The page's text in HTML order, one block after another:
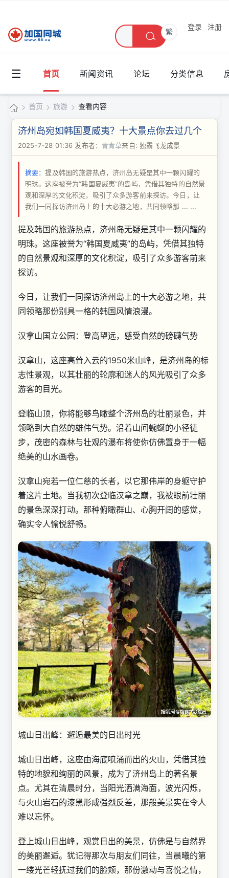
繁
登录 注册
☰ 首页 新闻资讯 论坛 分类信息
加
同
›
首页
›
旅游 查看内容
济州岛宛如韩国夏威夷？十大景点你去过几个
2025-7-28 01:36 发布者： 青青草来自: 独霸飞龙成景
摘要：提及韩国的旅游热点，济州岛无疑是其中一颗闪耀的
明珠。这座被誉为“韩国夏威夷”的岛屿，凭借其独特的自然景
观和深厚的文化积淀，吸引了众多游客前来探访。今日，让
我们一同探访济州岛上的十大必游之地，共同领略那 ... ...
提及韩国的旅游热点，济州岛无疑是其中一颗闪耀的
明珠。这座被誉为“韩国夏威夷”的岛屿，凭借其独特
的自然景观和深厚的文化积淀，吸引了众多游客前来
探访。
今日，让我们一同探访济州岛上的十大必游之地，共
同领略那份别具一格的韩国风情浪漫。
汉拿山国立公园：登高望远，感受自然的磅礴气势
汉拿山，这座高耸入云的1950米山峰，是济州岛的标
志性景观，以其壮丽的轮廓和迷人的风光吸引了众多
游客的目光。
登临山顶，你将能够鸟瞰整个济州岛的壮丽景色，并
领略到大自然的雄伟气势。沿着山间蜿蜒的小径徒
步，茂密的森林与壮观的瀑布将使你仿佛置身于一幅
绝美的山水画卷。
汉拿山宛若一位仁慈的长者，以它那伟岸的身躯守护
着这片土地。当我初次登临汉拿之巅，我被眼前壮丽
的景色深深打动。那种俯瞰群山、心胸开阔的感觉，
确实令人愉悦舒畅。
城山日出峰：邂逅最美的日出时光
城山日出峰，这座由海底喷涌而出的火山，凭借其独
特的地貌和绚丽的风景，成为了济州岛上的著名景
点。尤其在清晨时分，当阳光洒满海面，波光闪烁，
与火山岩石的漆黑形成强烈反差，那般美景实在令人
难以忘怀。
登上城山日出峰，观赏日出的美景，仿佛是与自然界
的美丽邂逅。犹记得那次与朋友们同往，当晨曦的第
一缕光芒轻抚过我们的脸颊，那份激动与喜悦之情，